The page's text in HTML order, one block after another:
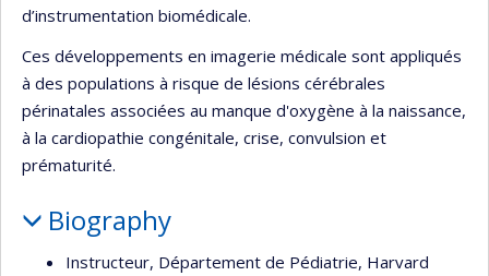
d’instrumentation biomédicale.
Ces développements en imagerie médicale sont appliqués
à des populations à risque de lésions cérébrales
périnatales associées au manque d'oxygène à la naissance,
à la cardiopathie congénitale, crise, convulsion et
prématurité.
Biography
Instructeur, Département de Pédiatrie, Harvard